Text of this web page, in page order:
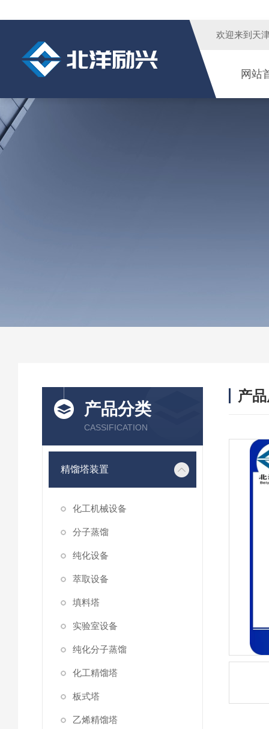
欢迎来到 天
网站
产品分类
CASSIFICATION
精馏塔装置
化工机械设备
分子蒸馏
纯化设备
萃取设备
填料塔
实验室设备
纯化分子蒸馏
化工精馏塔
板式塔
乙烯精馏塔
产